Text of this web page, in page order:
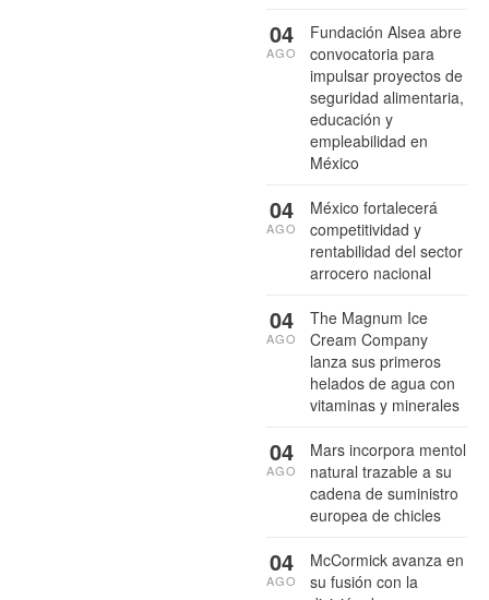
Fundación Alsea abre
convocatoria para
impulsar proyectos de
seguridad alimentaria,
educación y
empleabilidad en
México
04
AGO
México fortalecerá
competitividad y
rentabilidad del sector
arrocero nacional
04
AGO
The Magnum Ice
Cream Company
lanza sus primeros
helados de agua con
vitaminas y minerales
04
AGO
Mars incorpora mentol
natural trazable a su
cadena de suministro
europea de chicles
04
AGO
McCormick avanza en
su fusión con la
04
AGO